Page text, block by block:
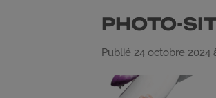
PHOTO-
Publié 24 octobre 2024